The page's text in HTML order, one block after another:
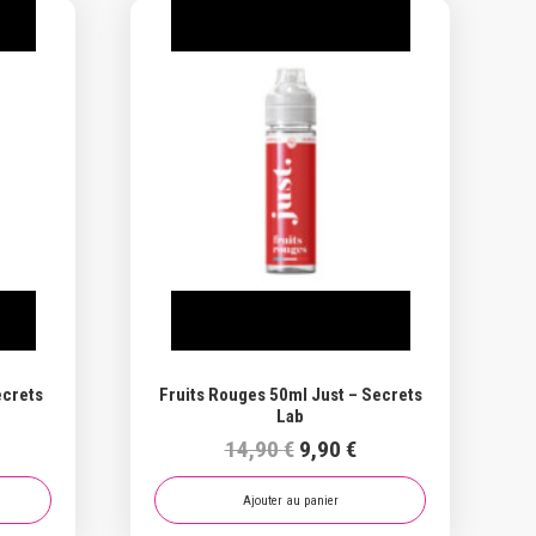
Fruits Rouges 50ml Just – Secrets
Lab
14,90€ Le
prix
initial
9,90 €Le
prix
Ajouter au panier